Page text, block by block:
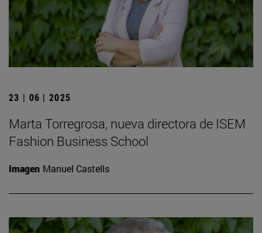
23 | 06 | 2025
Marta Torregrosa, nueva directora de ISEM
Fashion Business School
Imagen Manuel Castells